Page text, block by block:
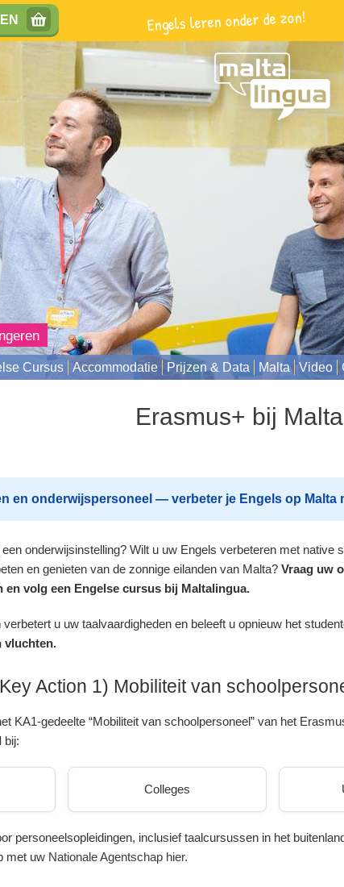
Engels leren onder de zon!
Cursus Accommodatie Prijzen & Data Malta Video
Erasmus+ bij
en onderwijspersoneel — verbeter je Engels op Malta
onderwijsinstelling? Wilt u uw Engels verbeteren met native
en genieten van de zonnige eilanden van Malta? Vraag uw
en volg een Engelse cursus bij Maltalingua.
u uw taalvaardigheden en beleeft u opnieuw het
vluchten.
Action 1) Mobiliteit van
KA1-gedeelte “Mobiliteit van schoolpersoneel” van het
bij:
Colleges
personeelsopleidingen, inclusief taalcursussen in het
met uw Nationale Agentschap hier.